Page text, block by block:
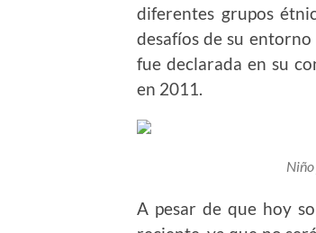
diferentes grupos
desafíos de su
fue declarada en su
en 2011.
Niño
A pesar de que hoy